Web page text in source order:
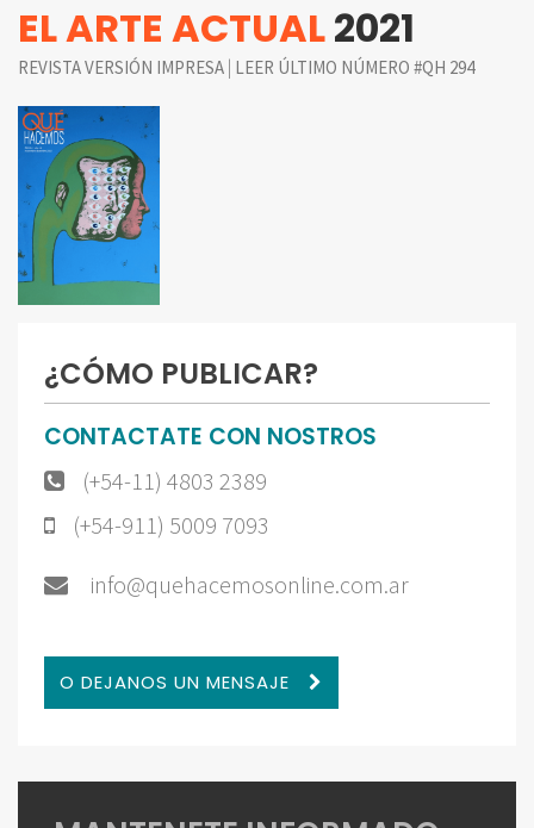
EL ARTE ACTUAL2021
REVISTA VERSIÓN IMPRESA | LEER ÚLTIMO NÚMERO #QH 294
¿CÓMO PUBLICAR?
CONTACTATE CON NOSTROS
(+54-11) 4803 2389
(+54-911) 5009 7093
info@quehacemosonline.com.ar
O DEJANOS UN MENSAJE